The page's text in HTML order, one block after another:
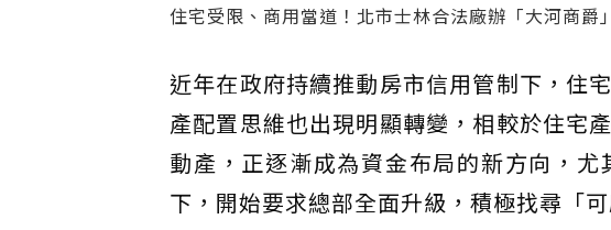
住宅受限、商用當道！北市士林合法廠辦「大河商
近年在政府持續推動房市信用管制下，住
產配置思維也出現明顯轉變，相較於住宅
動產，正逐漸成為資金布局的新方向，
下，開始要求總部全面升級，積極找尋「